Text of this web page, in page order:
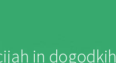
in dogodkih